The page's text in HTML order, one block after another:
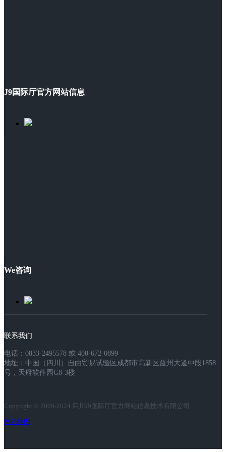
J9国际厅官方网站信息
We咨询
联系我们
电话：0833-2495578 或 400-672-0899
地址：中国（四川）自由贸易试验区成都市高新区益州大道中段1858
号，天府软件园G8-3楼
Copyright © 2009-2024 四川J9国际厅官方网站信息技术有限公司
网站地图